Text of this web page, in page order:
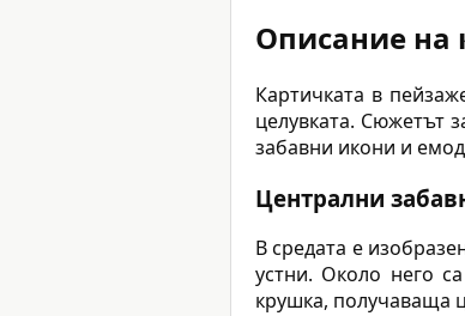
Описание на
Картичката в
целувката. Сюжетът
забавни икони и
Централни
В средата е
устни. Около него
крушка, получаваща